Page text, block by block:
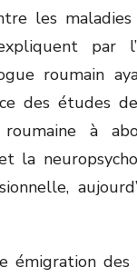
les
par
roumain
des études
roumaine à
la
des